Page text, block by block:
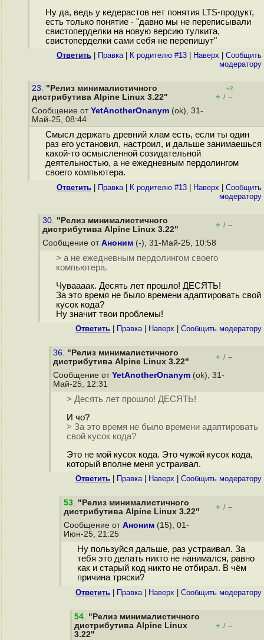
Ну да, ведь у кедерастов нет понятия LTS-продукт,
есть только понятие - "давно мы не переписывали
свистоперделки на новую версию тулкита,
свистоперделки сами себя не перепишут"
Ответить Правка| К родителю #13 Наверх
Cообщить
модератору
23. "Релиз минималистичного
дистрибутива Alpine Linux 3.22"
+2
+ / –
Сообщение от YetAnotherOnanym (ok), 31-
Май-25, 08:44
Смысл держать древний хлам есть, если ты один
раз его установил, настроил, и дальше занимаешься
какой-то осмысленной созидательной
деятельностью, а не ежедневным пердолингом
своего компьютера.
Ответить Правка| К родителю #13 Наверх
Cообщить
модератору
30. "Релиз минималистичного
дистрибутива Alpine Linux 3.22"
+ / –
Сообщение от Аноним (-), 31-Май-25, 10:58
> а не ежедневным пердолингом своего
компьютера.
Чуваааак. Десять лет прошло! ДЕСЯТЬ!
За это время не было времени адаптировать свой
кусок кода?
Ну значит твои проблемы!
Ответить Правка| Наверх Cообщить модератору
36. "Релиз минималистичного
дистрибутива Alpine Linux 3.22"
+ / –
Сообщение от YetAnotherOnanym (ok), 31-
Май-25, 12:31
> Десять лет прошло! ДЕСЯТЬ!
И чо?
> За это время не было времени адаптировать
свой кусок кода?
Это не мой кусок кода. Это чужой кусок кода,
который вполне меня устраивал.
Ответить Правка| Наверх Cообщить модератору
53. "Релиз минималистичного
дистрибутива Alpine Linux 3.22"
+ / –
Сообщение от Аноним (15), 01-
Июн-25, 21:25
Ну пользуйся дальше, раз устраивал. За
тебя это делать никто не нанимался, равно
как и старый код никто не отбирал. В чём
причина тряски?
Ответить Правка| Наверх Cообщить модератору
54. "Релиз минималистичного
дистрибутива Alpine Linux
3.22"
+ / –